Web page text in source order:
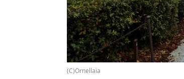
(C)Ornellaia